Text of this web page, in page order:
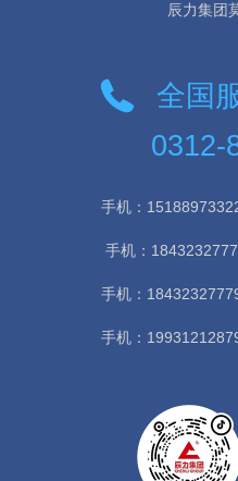
辰力集团
全国
0312-
手机：
手机：
手机：
手机：